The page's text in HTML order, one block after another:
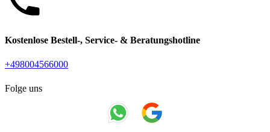
Kostenlose Bestell-, Service- & Beratungshotline
+498004566000
Folge uns